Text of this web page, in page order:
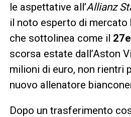
le aspettative all’Allianz
il noto esperto di mercato
che sottolinea come il
scorsa estate dall’Aston
milioni di euro, non rientri
nuovo allenatore
Dopo un trasferimento